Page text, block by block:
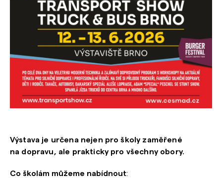
Výstava je určena nejen pro školy zaměřené
na dopravu, ale prakticky pro všechny obory.
Co školám můžeme nabídnout: